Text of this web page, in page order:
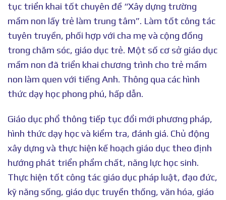
tục triển khai tốt chuyên đề “Xây dựng trường
mầm non lấy trẻ làm trung tâm”. Làm tốt công tác
tuyên truyền, phối hợp với cha mẹ và cộng đồng
trong chăm sóc, giáo dục trẻ. Một số cơ sở giáo dục
mầm non đã triển khai chương trình cho trẻ mầm
non làm quen với tiếng Anh. Thông qua các hình
thức dạy học phong phú, hấp dẫn.
Giáo dục phổ thông tiếp tục đổi mới phương pháp,
hình thức dạy học và kiểm tra, đánh giá. Chủ động
xây dựng và thực hiện kế hoạch giáo dục theo định
hướng phát triển phẩm chất, năng lực học sinh.
Thực hiện tốt công tác giáo dục pháp luật, đạo đức,
kỹ năng sống, giáo dục truyền thống, văn hóa, giáo